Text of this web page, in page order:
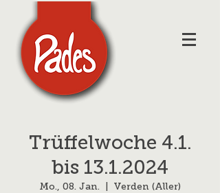
Trüffelwoche 4.1.
bis 13.1.2024
Mo., 08. Jan. Verden (Aller)